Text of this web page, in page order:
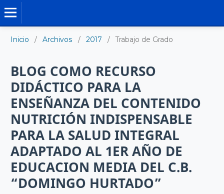
Inicio / Archivos / 2017 / Trabajo de Grado
BLOG COMO RECURSO
DIDÁCTICO PARA LA
ENSEÑANZA DEL CONTENIDO
NUTRICIÓN INDISPENSABLE
PARA LA SALUD INTEGRAL
ADAPTADO AL 1ER AÑO DE
EDUCACION MEDIA DEL C.B.
“DOMINGO HURTADO”